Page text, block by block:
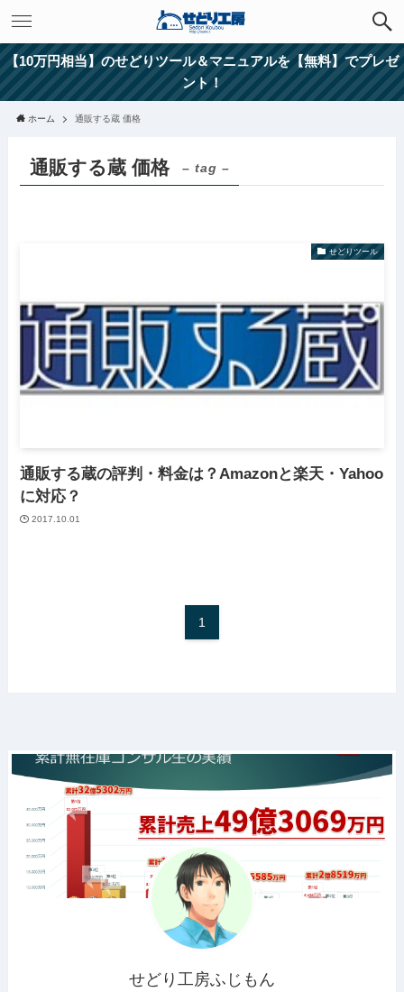
【10万円相当】のせどりツール＆マニュアルを【無料】でプレゼ
ント！
ホーム 通販する蔵 価格
通販する蔵 価格 – tag –
せどりツール
通販する蔵の評判・料金は？Amazonと楽天・Yahoo
に対応？
2017.10.01
1
せどり工房ふじもん